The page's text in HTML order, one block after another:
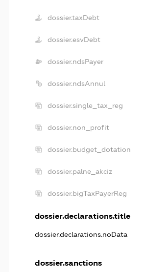
dossier.taxDebt
dossier.esvDebt
dossier.ndsPayer
dossier.ndsAnnul
dossier.single_tax_reg
dossier.non_profit
dossier.budget_dotation
dossier.palne_akciz
dossier.bigTaxPayerReg
dossier.declarations.title
dossier.declarations.noData
dossier.sanctions